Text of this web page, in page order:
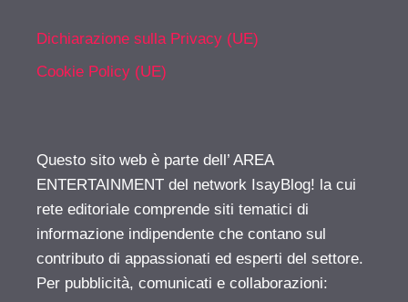
Dichiarazione sulla Privacy (UE)
Cookie Policy (UE)
Questo sito web è parte dell’ AREA
ENTERTAINMENT del network IsayBlog! la cui
rete editoriale comprende siti tematici di
informazione indipendente che contano sul
contributo di appassionati ed esperti del settore.
Per pubblicità, comunicati e collaborazioni: